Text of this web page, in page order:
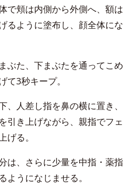
で頬は内側から外側へ、額は
るように塗布し、顔全体にな
ぶた、下まぶたを通ってこめ
て3秒キープ。
人差し指を鼻の横に置き、
引き上げながら、親指でフェ
げる。
は、さらに少量を中指・薬指
ようになじませる。